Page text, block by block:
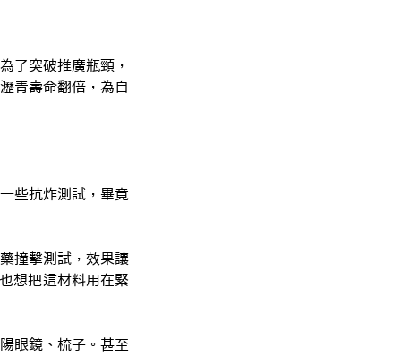
了突破推廣瓶頸，
青壽命翻倍，為自
些抗炸測試，畢竟
撞擊測試，效果讓
想把這材料用在緊
眼鏡、梳子。甚至